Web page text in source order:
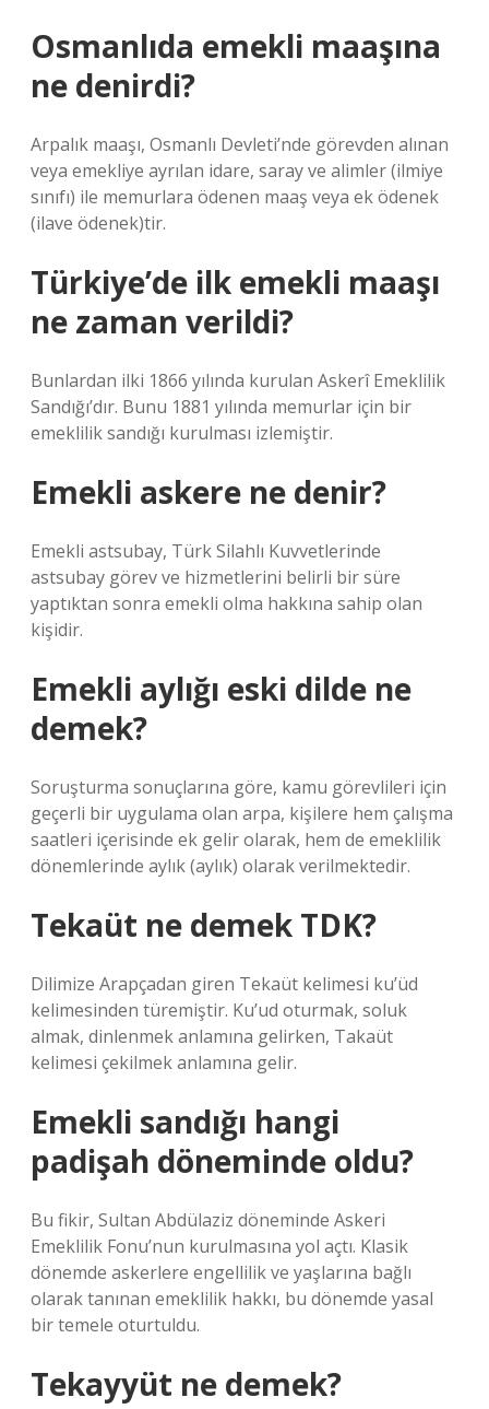
Osmanlıda emekli maaşına
ne denirdi?
Arpalık maaşı, Osmanlı Devleti’nde görevden alınan
veya emekliye ayrılan idare, saray ve alimler (ilmiye
sınıfı) ile memurlara ödenen maaş veya ek ödenek
(ilave ödenek)tir.
Türkiye’de ilk emekli maaşı
ne zaman verildi?
Bunlardan ilki 1866 yılında kurulan Askerî Emeklilik
Sandığı’dır. Bunu 1881 yılında memurlar için bir
emeklilik sandığı kurulması izlemiştir.
Emekli askere ne denir?
Emekli astsubay, Türk Silahlı Kuvvetlerinde
astsubay görev ve hizmetlerini belirli bir süre
yaptıktan sonra emekli olma hakkına sahip olan
kişidir.
Emekli aylığı eski dilde ne
demek?
Soruşturma sonuçlarına göre, kamu görevlileri için
geçerli bir uygulama olan arpa, kişilere hem çalışma
saatleri içerisinde ek gelir olarak, hem de emeklilik
dönemlerinde aylık (aylık) olarak verilmektedir.
Tekaüt ne demek TDK?
Dilimize Arapçadan giren Tekaüt kelimesi ku’üd
kelimesinden türemiştir. Ku’ud oturmak, soluk
almak, dinlenmek anlamına gelirken, Takaüt
kelimesi çekilmek anlamına gelir.
Emekli sandığı hangi
padişah döneminde oldu?
Bu fikir, Sultan Abdülaziz döneminde Askeri
Emeklilik Fonu’nun kurulmasına yol açtı. Klasik
dönemde askerlere engellilik ve yaşlarına bağlı
olarak tanınan emeklilik hakkı, bu dönemde yasal
bir temele oturtuldu.
Tekayyüt ne demek?